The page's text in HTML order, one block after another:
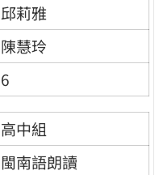
邱莉雅
陳慧玲
6
高中組
閩南語朗讀